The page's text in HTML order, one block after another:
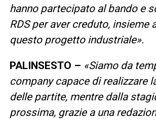
hanno partecipato al bando e
RDS per aver creduto, insieme
questo progetto industriale».
PALINSESTO – «Siamo da
company capace di realizzare
delle partite, mentre dalla
prossima, grazie a una